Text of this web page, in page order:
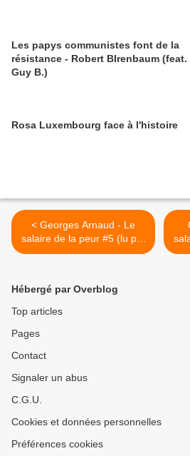
Les papys communistes font de la
résistance - Robert BIrenbaum (feat.
Guy B.)
Rosa Luxembourg face à l'histoire
< Georges Arnaud - Le
salaire de la peur #5 (lu par
Grégory Protche)
Hébergé par Overblog
Top articles
Pages
Contact
Signaler un abus
C.G.U.
Cookies et données personnelles
Préférences cookies